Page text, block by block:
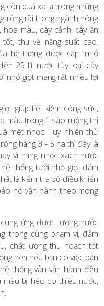
còn quá xa lạ trong những
rộng rãi trong ngành nông
màu, cây cảnh, cây ăn
thu về năng suất cao.
hệ thống được cấp “nhỏ
25 lít nước tùy loại cây
nhỏ giọt mang rất nhiều lợi
giúp tiết kiệm công sức,
màu trong 1 sào ruộng thì
mệt nhọc. Tuy nhiên thử
hàng 3 – 5 ha thì đây là
vì nặng nhọc xách nước
thống tưới nhỏ giọt đảm
là kiểm tra bộ điều khiển
nó vận hành theo mong
ứng được lượng nước
trong cùng phạm vi, đảm
chất lượng thu hoạch tốt
nên nếu bạn có việc bận
thống vẫn vận hành đều
màu bị héo do thiếu nước,